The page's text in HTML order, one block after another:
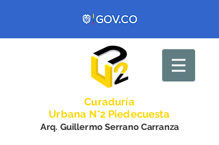
Curaduría
Urbana N°2 Piedecuesta
Arq. Guillermo Serrano Carranza